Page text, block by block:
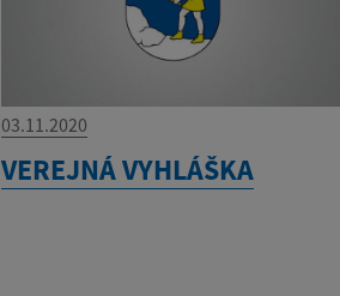
03.11.2020
VEREJNÁ VYHLÁŠKA